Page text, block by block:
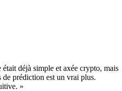
déjà simple et axée crypto, mais
de prédiction est un vrai plus.
»